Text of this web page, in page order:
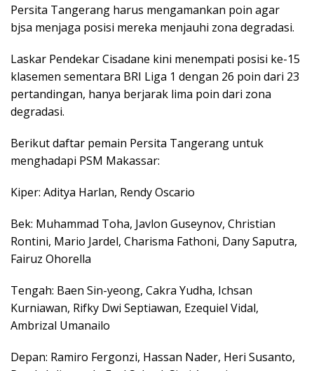
Persita Tangerang harus mengamankan poin agar
bjsa menjaga posisi mereka menjauhi zona degradasi.
Laskar Pendekar Cisadane kini menempati posisi ke-15
klasemen sementara BRI Liga 1 dengan 26 poin dari 23
pertandingan, hanya berjarak lima poin dari zona
degradasi.
Berikut daftar pemain Persita Tangerang untuk
menghadapi PSM Makassar:
Kiper: Aditya Harlan, Rendy Oscario
Bek: Muhammad Toha, Javlon Guseynov, Christian
Rontini, Mario Jardel, Charisma Fathoni, Dany Saputra,
Fairuz Ohorella
Tengah: Baen Sin-yeong, Cakra Yudha, Ichsan
Kurniawan, Rifky Dwi Septiawan, Ezequiel Vidal,
Ambrizal Umanailo
Depan: Ramiro Fergonzi, Hassan Nader, Heri Susanto,